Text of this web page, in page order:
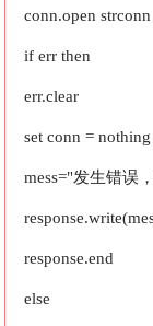
conn.open strconn
if err then
err.clear
set conn = nothing
mess="发生错误
response.end
else